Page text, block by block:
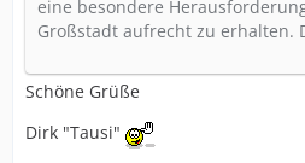
eine besondere
Großstadt aufrecht zu erhalten.
Schöne Grüße
Dirk "Tausi"